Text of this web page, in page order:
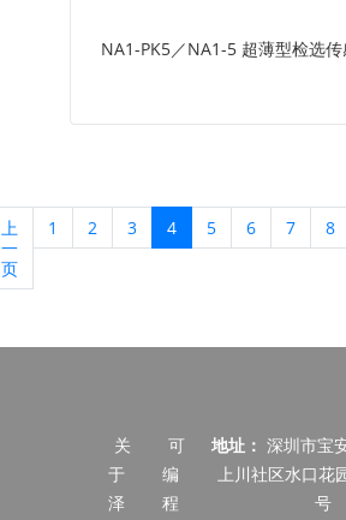
NA1-PK5／NA1-5 超薄型检选传
上
一
页
1 2 3 4 5 6 7 8
关
于
泽
可
编
程
地址： 深圳市宝
上川社区水口花
号